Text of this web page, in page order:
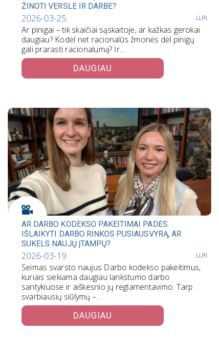
ŽINOTI VERSLE IR DARBE?
2026-03-25 LLRI
Ar pinigai – tik skaičiai sąskaitoje, ar kažkas gerokai
daugiau? Kodėl net racionalūs žmonės dėl pinigų
gali prarasti racionalumą? Ir…
DAUGIAU
AR DARBO KODEKSO PAKEITIMAI PADĖS
IŠLAIKYTI DARBO RINKOS PUSIAUSVYRĄ, AR
SUKELS NAUJŲ ĮTAMPŲ?
2026-03-19 LLRI
Seimas svarsto naujus Darbo kodekso pakeitimus,
kuriais siekiama daugiau lankstumo darbo
santykiuose ir aiškesnio jų reglamentavimo. Tarp
svarbiausių siūlymų –…
DAUGIAU